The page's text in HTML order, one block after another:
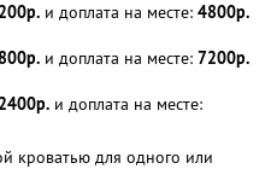
и доплата на месте: 4800р.
и доплата на месте: 7200р.
2400р. и доплата на месте:
кроватью для одного или